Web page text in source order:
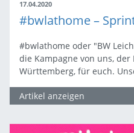
17.04.2020
#bwlathome –
#bwlathome oder "BW
die Kampagne von uns,
Württemberg, für euch.
Artikel anzeigen